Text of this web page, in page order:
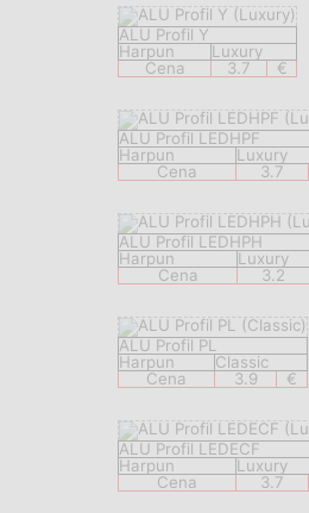
ALU Profil Y
Harpun
Luxury
Cena
3.7 €
ALU Profil LEDHPF
Harpun
Luxury
Cena
3.7
ALU Profil LEDHPH
Harpun
Luxury
Cena
3.2
ALU Profil PL
Harpun
Classic
Cena
3.9 €
ALU Profil LEDECF
Harpun
Luxury
Cena
3.7